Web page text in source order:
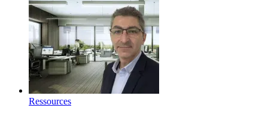
Ressources